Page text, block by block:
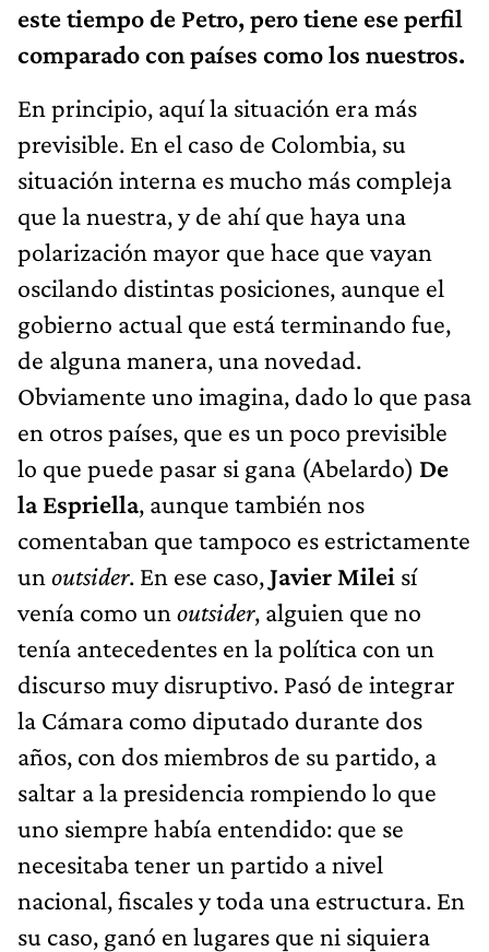
este tiempo de Petro, pero tiene ese perfil
comparado con países como los nuestros.
En principio, aquí la situación era más
previsible. En el caso de Colombia, su
situación interna es mucho más compleja
que la nuestra, y de ahí que haya una
polarización mayor que hace que vayan
oscilando distintas posiciones, aunque el
gobierno actual que está terminando fue,
de alguna manera, una novedad.
Obviamente uno imagina, dado lo que pasa
en otros países, que es un poco previsible
lo que puede pasar si gana (Abelardo) De
la Espriella, aunque también nos
comentaban que tampoco es estrictamente
un outsider. En ese caso,Javier Milei sí
venía como un outsider, alguien que no
tenía antecedentes en la política con un
discurso muy disruptivo. Pasó de integrar
la Cámara como diputado durante dos
años, con dos miembros de su partido, a
saltar a la presidencia rompiendo lo que
uno siempre había entendido: que se
necesitaba tener un partido a nivel
nacional, fiscales y toda una estructura. En
su caso, ganó en lugares que ni siquiera